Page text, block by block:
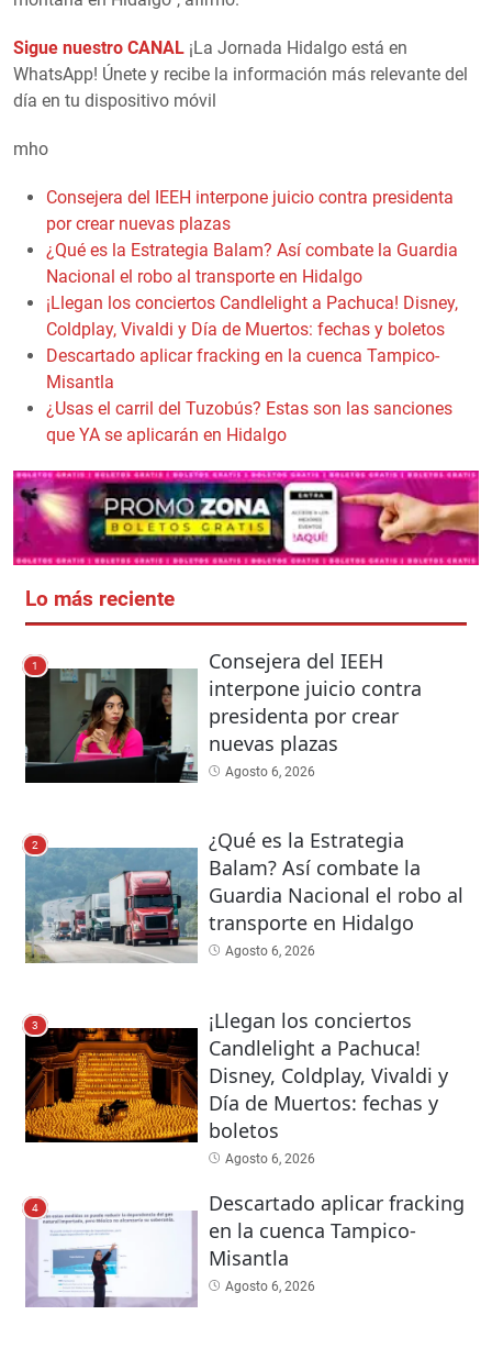
Sigue nuestro CANAL ¡La Jornada Hidalgo está en
WhatsApp! Únete y recibe la información más relevante del
día en tu dispositivo móvil
mho
Consejera del IEEH interpone juicio contra presidenta
por crear nuevas plazas
¿Qué es la Estrategia Balam? Así combate la Guardia
Nacional el robo al transporte en Hidalgo
¡Llegan los conciertos Candlelight a Pachuca! Disney,
Coldplay, Vivaldi y Día de Muertos: fechas y boletos
Descartado aplicar fracking en la cuenca Tampico-
Misantla
¿Usas el carril del Tuzobús? Estas son las sanciones
que YA se aplicarán en Hidalgo
Lo más reciente
1
Consejera del IEEH
interpone juicio contra
presidenta por crear
nuevas plazas
Agosto 6, 2026
2
¿Qué es la Estrategia
Balam? Así combate la
Guardia Nacional el robo al
transporte en Hidalgo
Agosto 6, 2026
3
¡Llegan los conciertos
Candlelight a Pachuca!
Disney, Coldplay, Vivaldi y
Día de Muertos: fechas y
boletos
Agosto 6, 2026
4
Descartado aplicar fracking
en la cuenca Tampico-
Misantla
Agosto 6, 2026